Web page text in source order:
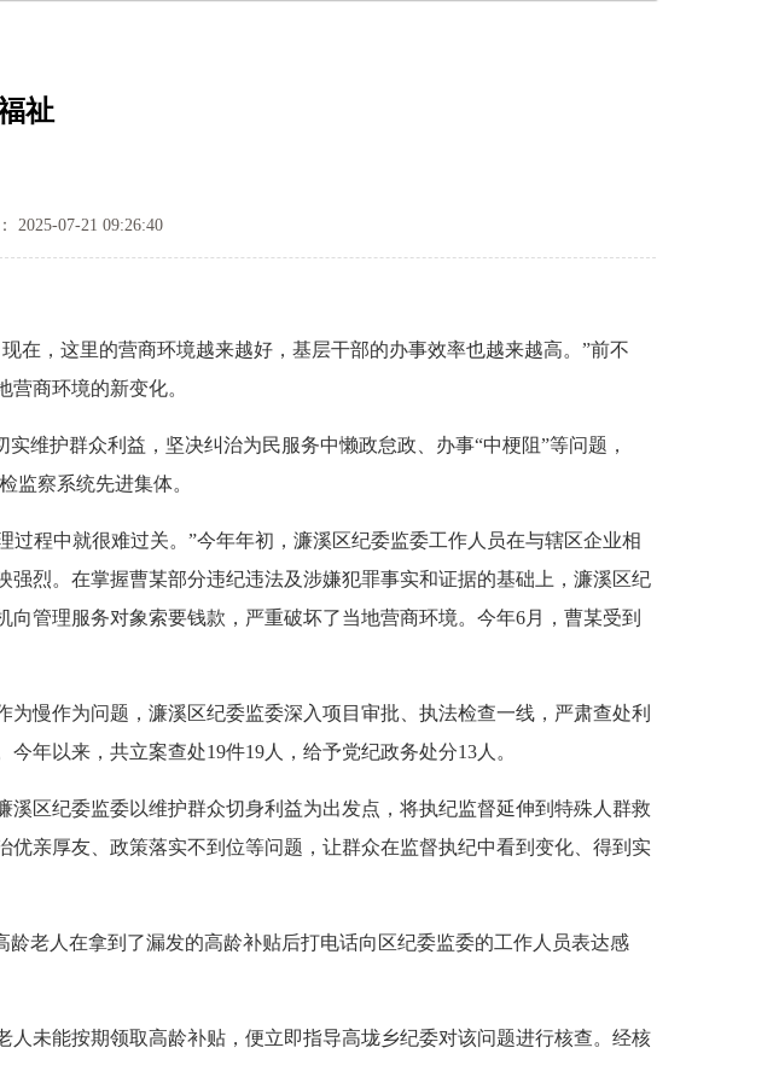
祉
2025-07-21 09:26:40
，这里的营商环境越来越好，基层干部的办事效率也越来越高。”前不
商环境的新变化。
护群众利益，坚决纠治为民服务中懒政怠政、办事“中梗阻”等问题，
监察系统先进集体。
程中就很难过关。”今年年初，濂溪区纪委监委工作人员在与辖区企业相
烈。在掌握曹某部分违纪违法及涉嫌犯罪事实和证据的基础上，濂溪区纪
管理服务对象索要钱款，严重破坏了当地营商环境。今年6月，曹某受到
作为问题，濂溪区纪委监委深入项目审批、执法检查一线，严肃查处利
年以来，共立案查处19件19人，给予党纪政务处分13人。
区纪委监委以维护群众切身利益为出发点，将执纪监督延伸到特殊人群救
亲厚友、政策落实不到位等问题，让群众在监督执纪中看到变化、得到实
老人在拿到了漏发的高龄补贴后打电话向区纪委监委的工作人员表达感
未能按期领取高龄补贴，便立即指导高垅乡纪委对该问题进行核查。经核